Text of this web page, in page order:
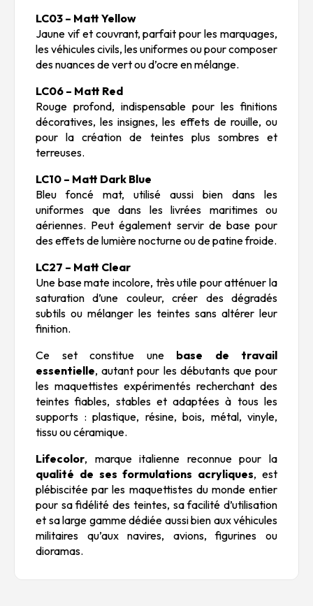
LC03 – Matt Yellow
Jaune vif et couvrant, parfait pour les marquages,
les véhicules civils, les uniformes ou pour composer
des nuances de vert ou d’ocre en mélange.
LC06 – Matt Red
Rouge profond, indispensable pour les finitions
décoratives, les insignes, les effets de rouille, ou
pour la création de teintes plus sombres et
terreuses.
LC10 – Matt Dark Blue
Bleu foncé mat, utilisé aussi bien dans les
uniformes que dans les livrées maritimes ou
aériennes. Peut également servir de base pour
des effets de lumière nocturne ou de patine froide.
LC27 – Matt Clear
Une base mate incolore, très utile pour atténuer la
saturation d’une couleur, créer des dégradés
subtils ou mélanger les teintes sans altérer leur
finition.
Ce set constitue une base de travail
essentielle, autant pour les débutants que pour
les maquettistes expérimentés recherchant des
teintes fiables, stables et adaptées à tous les
supports : plastique, résine, bois, métal, vinyle,
tissu ou céramique.
Lifecolor, marque italienne reconnue pour la
qualité de ses formulations acryliques, est
plébiscitée par les maquettistes du monde entier
pour sa fidélité des teintes, sa facilité d’utilisation
et sa large gamme dédiée aussi bien aux véhicules
militaires qu’aux navires, avions, figurines ou
dioramas.